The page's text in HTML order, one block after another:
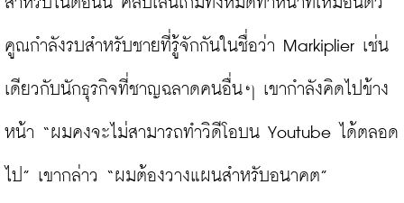
คูณกำลังรบสำหรับชายที่รู้จักกันในชื่อว่า Markiplier เช่น
เดียวกับนักธุรกิจที่ชาญฉลาดคนอื่นๆ เขากำลังคิดไปข้าง
หน้า “ผมคงจะไม่สามารถทำวิดีโอบน Youtube ได้ตลอด
ไป” เขากล่าว “ผมต้องวางแผนสำหรับอนาคต”